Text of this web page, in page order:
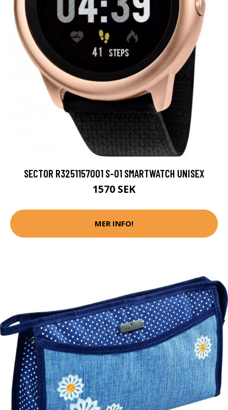
SECTOR R3251157001 S-01 SMARTWATCH UNISEX
1570 SEK
MER INFO!